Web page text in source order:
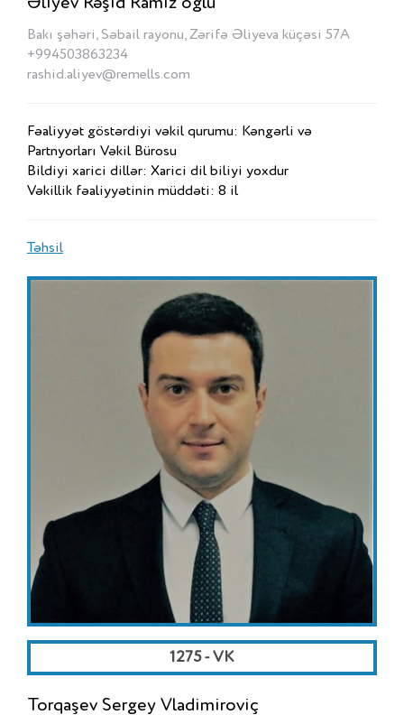
Əliyev Rəşid Ramiz oğlu
Bakı şəhəri, Səbail rayonu, Zərifə Əliyeva küçəsi 57A
+994503863234
rashid.aliyev@remells.com
Fəaliyyət göstərdiyi vəkil qurumu: Kəngərli və
Partnyorları Vəkil Bürosu
Bildiyi xarici dillər: Xarici dil biliyi yoxdur
Vəkillik fəaliyyətinin müddəti: 8 il
Təhsil
1275 - VK
Torqaşev Sergey Vladimiroviç